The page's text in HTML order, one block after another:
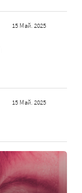
15 Май. 2025
15 Май. 2025